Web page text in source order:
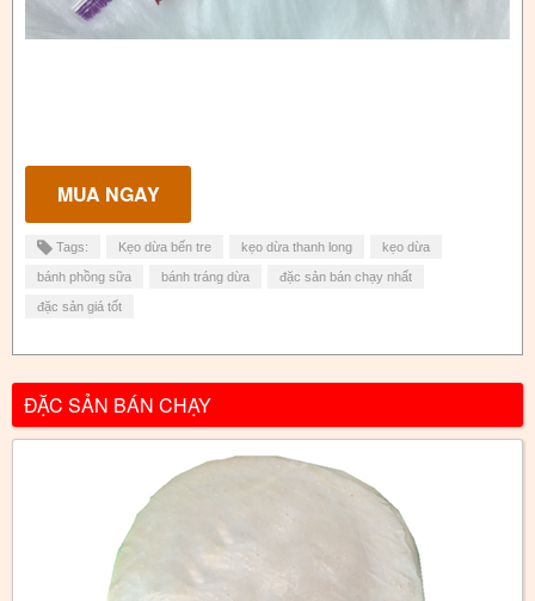
Tags: Kẹo dừa bến tre kẹo dừa thanh long kẹo dừa
bánh phồng sữa bánh tráng dừa đặc sản bán chạy nhất
đặc sản giá tốt
ĐẶC SẢN BÁN CHẠY